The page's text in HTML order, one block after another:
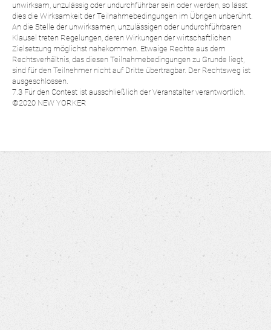
unwirksam, unzulässig oder undurchführbar sein oder werden, so lässt
dies die Wirksamkeit der Teilnahmebedingungen im Übrigen unberührt.
An die Stelle der unwirksamen, unzulässigen oder undurchführbaren
Klausel treten Regelungen, deren Wirkungen der wirtschaftlichen
Zielsetzung möglichst nahekommen. Etwaige Rechte aus dem
Rechtsverhältnis, das diesen Teilnahmebedingungen zu Grunde liegt,
sind für den Teilnehmer nicht auf Dritte übertragbar. Der Rechtsweg ist
ausgeschlossen.
7.3 Für den Contest ist ausschließlich der Veranstalter verantwortlich.
©2020 NEW YORKER